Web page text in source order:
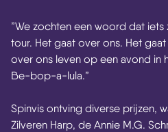
”We zochten een woord dat
tour. Het gaat over ons. Het
over ons leven op een avond in
Be-bop-a-lula.”
Spinvis ontving diverse prijzen,
Zilveren Harp, de Annie M.G.